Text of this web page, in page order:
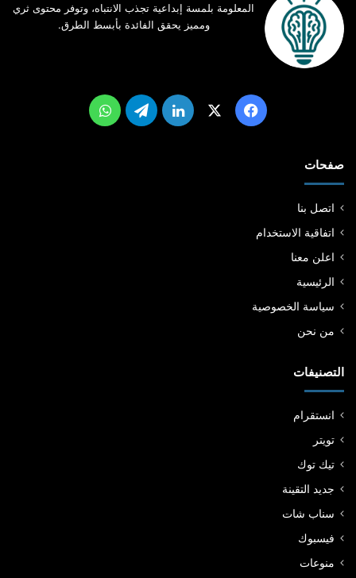
المعلومة بلمسة إبداعية تجذب الانتباه، وتوفر محتوى ثري
ومميز يحقق الفائدة بأبسط الطرق.
فيسبوك لينكدإن تيلقرام واتساب
صفحات
اتصل بنا
اتفاقية الاستخدام
اعلن معنا
الرئيسية
سياسة الخصوصية
من نحن
التصنيفات
انستقرام
تويتر
تيك توك
جديد التقينة
سناب شات
فيسبوك
منوعات